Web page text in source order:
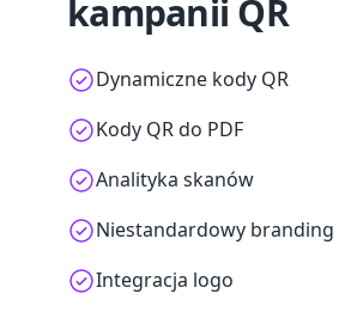
kampanii QR
Dynamiczne kody QR
Kody QR do PDF
Analityka skanów
Niestandardowy branding
Integracja logo